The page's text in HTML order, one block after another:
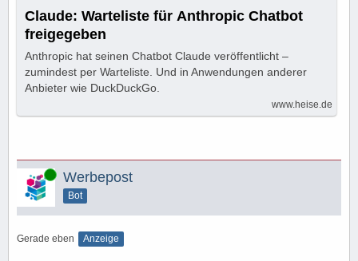
Claude: Warteliste für Anthropic Chatbot
freigegeben
Anthropic hat seinen Chatbot Claude veröffentlicht –
zumindest per Warteliste. Und in Anwendungen anderer
Anbieter wie DuckDuckGo.
www.heise.de
Online Werbepost
Bot
Gerade eben Anzeige